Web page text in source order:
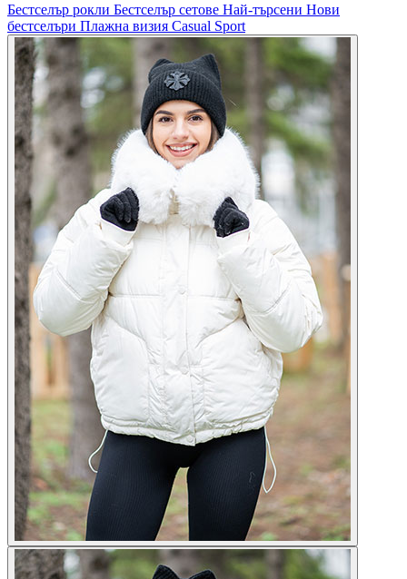
Бестселър рокли Бестселър сетове Най-търсени Нови
бестселъри Плажна визия Casual Sport